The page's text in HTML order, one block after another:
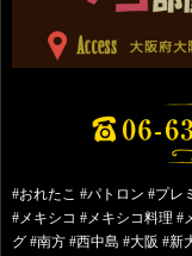
#おれたこ #パトロン #プレ
#メキシコ #メキシコ料理 #
グ #南方 #西中島 #大阪 #